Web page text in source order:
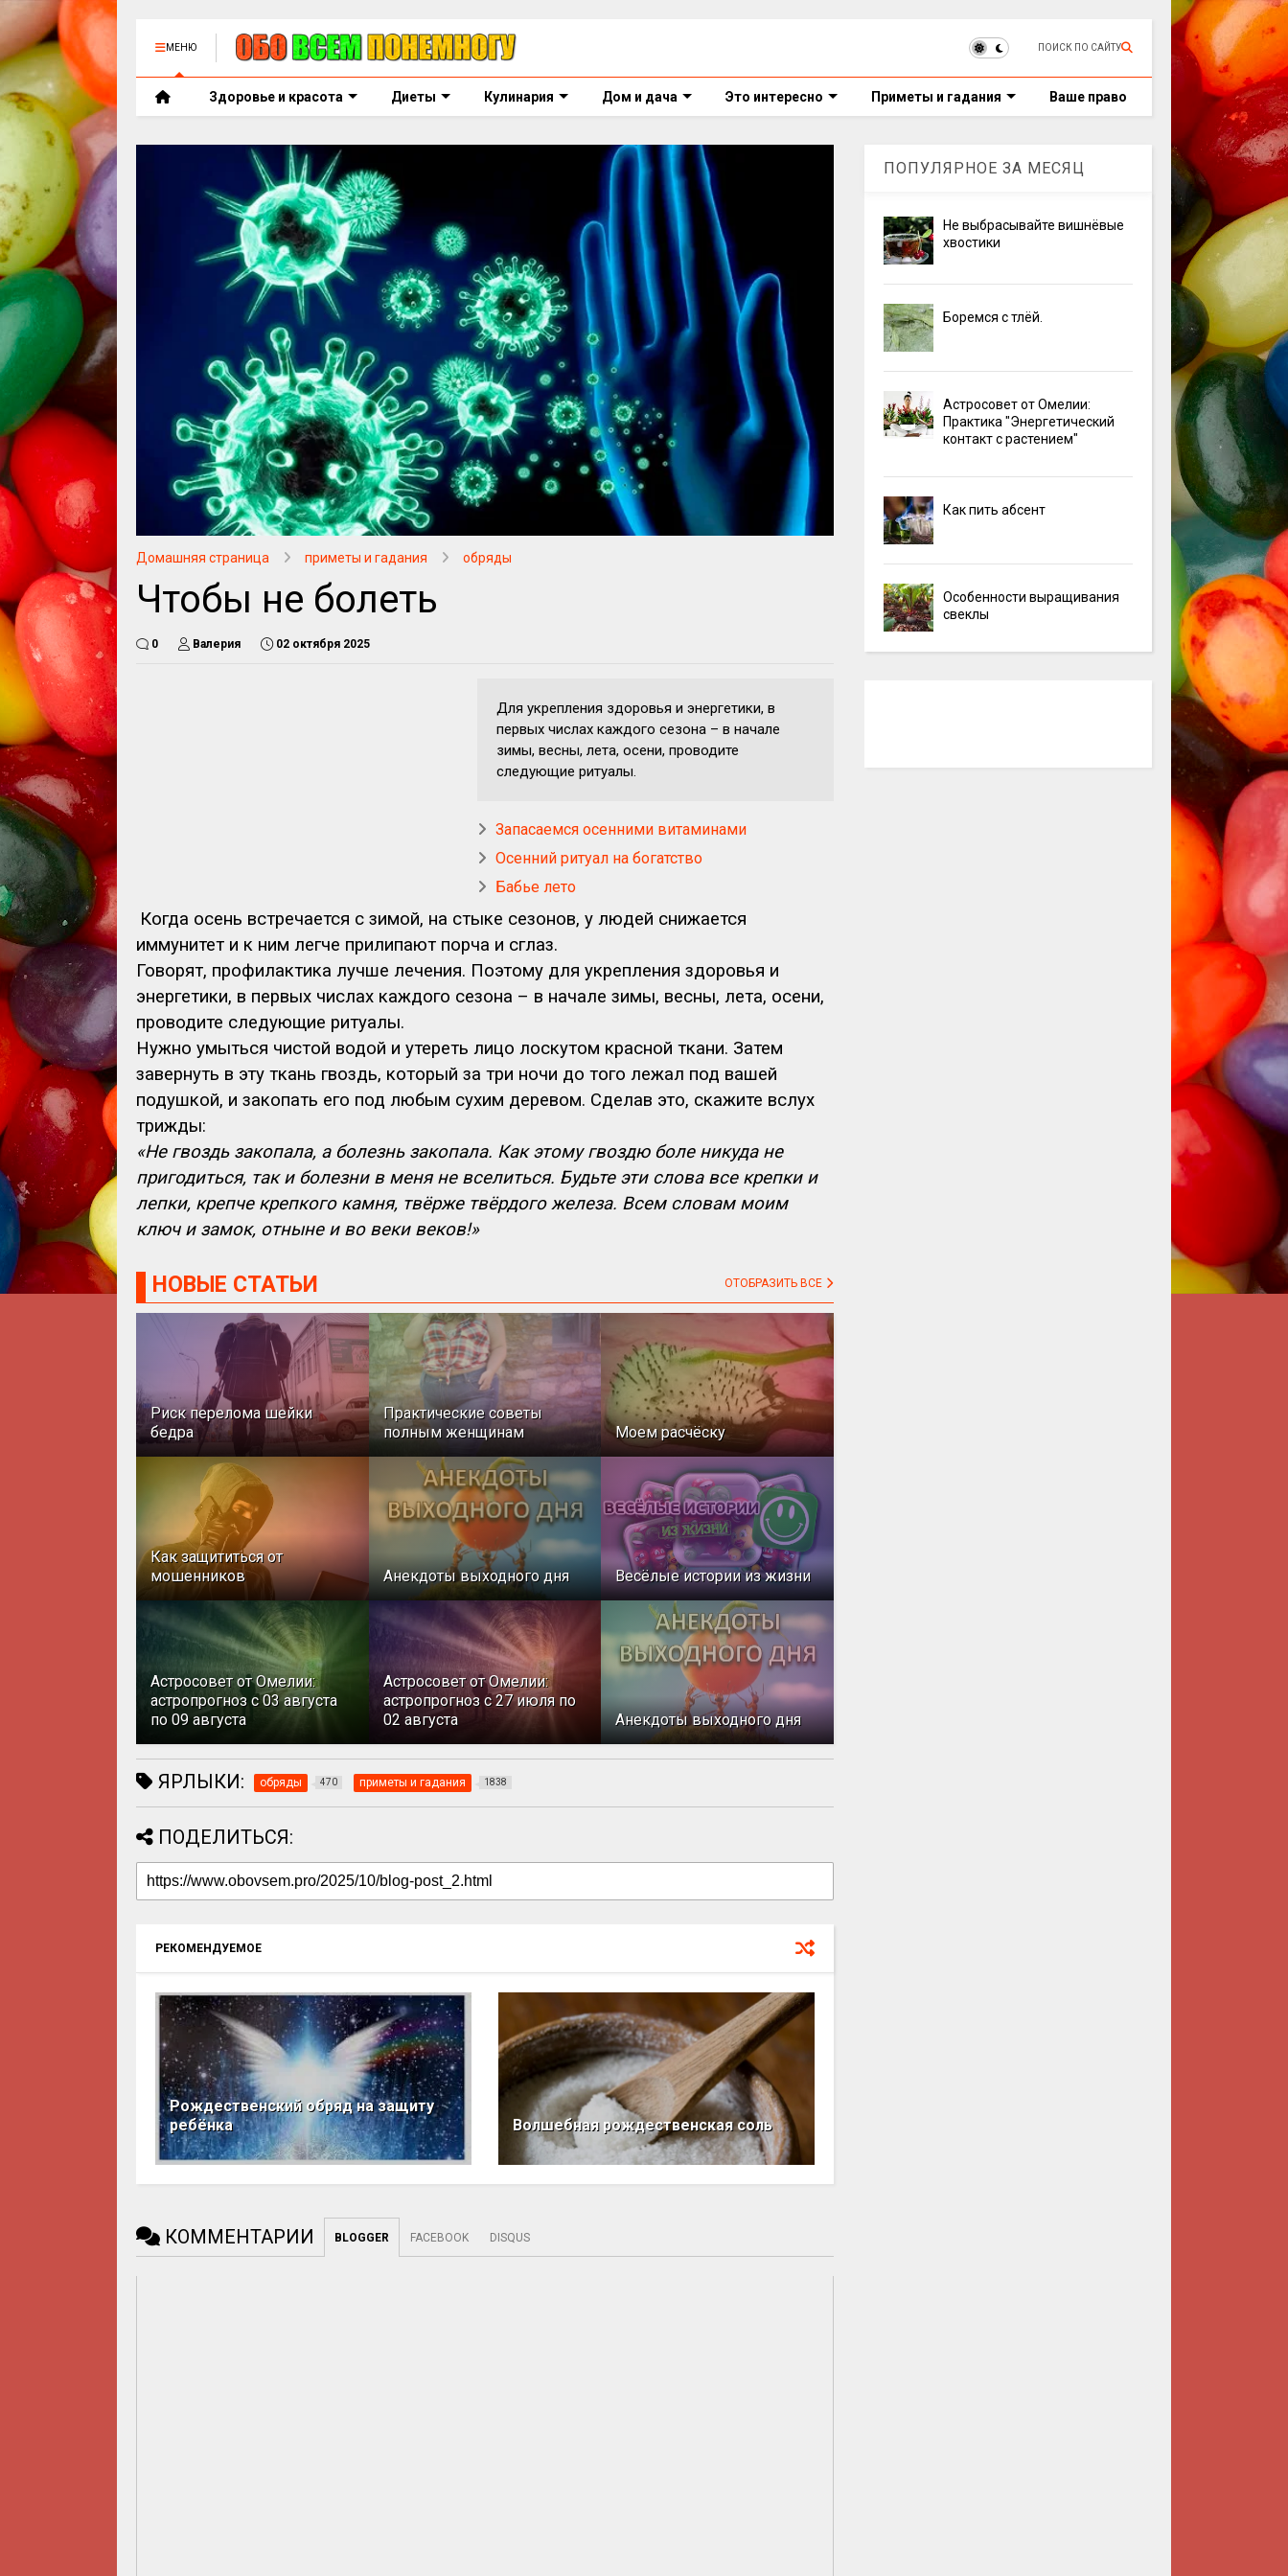
МЕНЮ ПОИСК ПО САЙТУ
Здоровье и красота Диеты Кулинария Дом и дача Это интересно Приметы и гадания Ваше право
Домашняя страница приметы и гадания обряды
Чтобы не болеть
0 Валерия 02 октября 2025
Для укрепления здоровья и энергетики, в
первых числах каждого сезона – в начале
зимы, весны, лета, осени, проводите
следующие ритуалы.
Запасаемся осенними витаминами
Осенний ритуал на богатство
Бабье лето
Когда осень встречается с зимой, на стыке сезонов, у людей снижается
иммунитет и к ним легче прилипают порча и сглаз.
Говорят, профилактика лучше лечения. Поэтому для укрепления здоровья и
энергетики, в первых числах каждого сезона – в начале зимы, весны, лета, осени,
проводите следующие ритуалы.
Нужно умыться чистой водой и утереть лицо лоскутом красной ткани. Затем
завернуть в эту ткань гвоздь, который за три ночи до того лежал под вашей
подушкой, и закопать его под любым сухим деревом. Сделав это, скажите вслух
трижды:
«Не гвоздь закопала, а болезнь закопала. Как этому гвоздю боле никуда не
пригодиться, так и болезни в меня не вселиться. Будьте эти слова все крепки и
лепки, крепче крепкого камня, твёрже твёрдого железа. Всем словам моим
ключ и замок, отныне и во веки веков!»
НОВЫЕ СТАТЬИ ОТОБРАЗИТЬ ВСЕ
Риск перелома шейки
бедра
Практические советы
полным женщинам
Моем расчёску
Как защититься от
мошенников
Анекдоты выходного дня Весёлые истории из жизни
Астросовет от Омелии:
астропрогноз с 03 августа
по 09 августа
Астросовет от Омелии:
астропрогноз с 27 июля по
02 августа
Анекдоты выходного дня
ЯРЛЫКИ: обряды 470 приметы и гадания 1838
ПОДЕЛИТЬСЯ:
РЕКОМЕНДУЕМОЕ
Рождественский обряд на защиту
ребёнка
Волшебная рождественская соль
КОММЕНТАРИИ BLOGGER FACEBOOK DISQUS
ПОПУЛЯРНОЕ ЗА МЕСЯЦ
Не выбрасывайте вишнёвые
хвостики
Боремся с тлёй.
Астросовет от Омелии:
Практика "Энергетический
контакт с растением"
Как пить абсент
Особенности выращивания
свеклы